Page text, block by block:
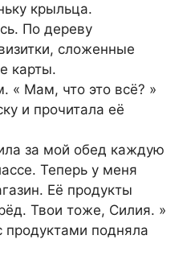
крыльца.
По дереву
сложенные
карты.
« Мам, что это всё? »
и прочитала её
за мой обед каждую
Теперь у меня
Её продукты
Твои тоже, Силия. »
подняла